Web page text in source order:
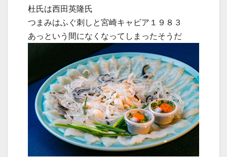
杜氏は西田英隆氏
つまみはふぐ刺しと宮崎キャビア１９８３
あっという間になくなってしまったそうだ